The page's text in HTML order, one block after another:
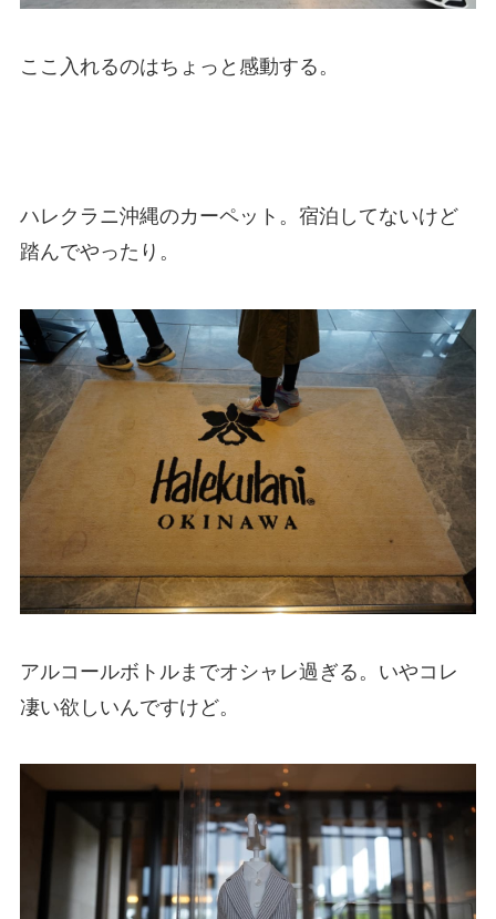
ここ入れるのはちょっと感動する。
ハレクラニ沖縄のカーペット。宿泊してないけど
踏んでやったり。
アルコールボトルまでオシャレ過ぎる。いやコレ
凄い欲しいんですけど。